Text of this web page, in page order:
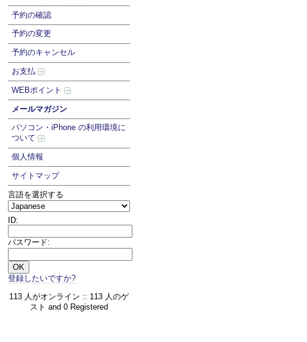
予約の確認
予約の変更
予約のキャンセル
お支払
WEBポイント
メールマガジン
パソコン・iPhone の利用環境に
ついて
個人情報
サイトマップ
言語を選択する
ID:
パスワード:
登録したいですか?
113 人がオンライン :: 113 人のゲ
スト and 0 Registered